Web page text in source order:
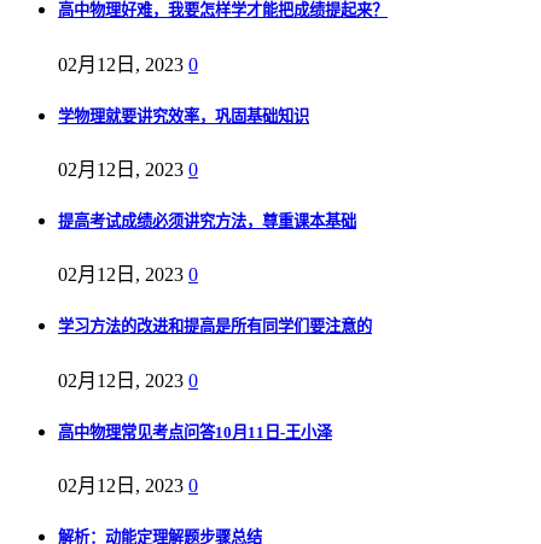
高中物理好难，我要怎样学才能把成绩提起来？
02月12日, 2023 0
学物理就要讲究效率，巩固基础知识
02月12日, 2023 0
提高考试成绩必须讲究方法，尊重课本基础
02月12日, 2023 0
学习方法的改进和提高是所有同学们要注意的
02月12日, 2023 0
高中物理常见考点问答10月11日-王小泽
02月12日, 2023 0
解析：动能定理解题步骤总结